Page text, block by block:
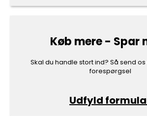
Køb mere - Spar
Skal du handle stort ind? Så send
forespørgsel
Udfyld